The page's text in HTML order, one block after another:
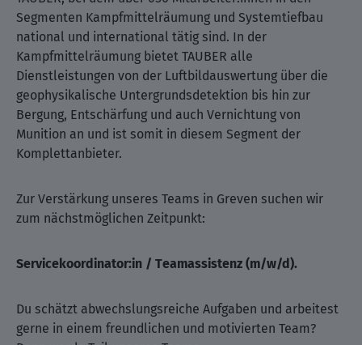
Segmenten Kampfmittelräumung und Systemtiefbau
national und international tätig sind. In der
Kampfmittelräumung bietet TAUBER alle
Dienstleistungen von der Luftbildauswertung über die
geophysikalische Untergrundsdetektion bis hin zur
Bergung, Entschärfung und auch Vernichtung von
Munition an und ist somit in diesem Segment der
Komplettanbieter.
Zur Verstärkung unseres Teams in Greven suchen wir
zum nächstmöglichen Zeitpunkt:
Servicekoordinator:in / Teamassistenz (m/w/d).
Du schätzt abwechslungsreiche Aufgaben und arbeitest
gerne in einem freundlichen und motivierten Team?